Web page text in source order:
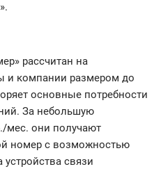
рассчитан на
и компании размером до
основные потребности
За небольшую
мес. они получают
номер с возможностью
связи